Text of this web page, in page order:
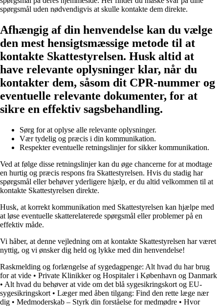
spørgsmål uden nødvendigvis at skulle kontakte dem direkte.
Afhængig af din henvendelse kan du vælge
den mest hensigtsmæssige metode til at
kontakte Skattestyrelsen. Husk altid at
have relevante oplysninger klar, når du
kontakter dem, såsom dit CPR-nummer og
eventuelle relevante dokumenter, for at
sikre en effektiv sagsbehandling.
Sørg for at oplyse alle relevante oplysninger.
Vær tydelig og præcis i din kommunikation.
Respekter eventuelle retningslinjer for sikker kommunikation.
Ved at følge disse retningslinjer kan du øge chancerne for at modtage
en hurtig og præcis respons fra Skattestyrelsen. Hvis du stadig har
spørgsmål eller behøver yderligere hjælp, er du altid velkommen til at
kontakte Skattestyrelsen direkte.
Husk, at korrekt kommunikation med Skattestyrelsen kan hjælpe med
at løse eventuelle skatterelaterede spørgsmål eller problemer på en
effektiv måde.
Vi håber, at denne vejledning om at kontakte Skattestyrelsen har været
nyttig, og vi ønsker dig held og lykke med din henvendelse!
Raskmelding og forlængelse af sygedagpenge: Alt hvad du har brug
for at vide • Private Klinikker og Hospitaler i København og Danmark
• Alt hvad du behøver at vide om det blå sygesikringskort og EU-
sygesikringskort • Læger med åben tilgang: Find den rette læge nær
dig • Medmoderskab – Styrk din forståelse for medmødre • Hvor